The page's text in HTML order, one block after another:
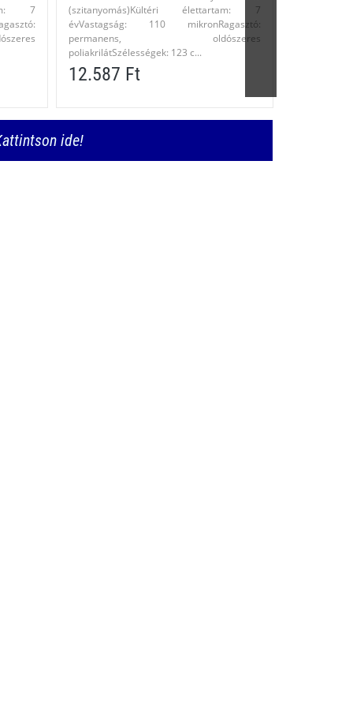
7
(szitanyomás)Kültéri élettartam: 7
évVastagság: 110 mikronRagasztó:
permanens, oldószeres
poliakrilátSzélességek: 123 c...
12.587 Ft
ide!